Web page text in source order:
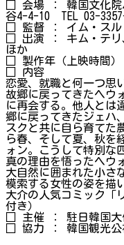
□ 会場 ： 韓国文化院
谷4-4-10 TEL 03-3357-
□ 監督 ： イム・スル
□ 出演 ： キム・テリ
ほか
□ 製作年（上映時間）
□ 内容
恋愛、就職と何一つ思
故郷に戻ってきたヘウ
に再会する。他人とは
郷に戻ってきたジェハ
スクと共に自ら育てた
ら春、そして夏、秋を
ォン。こうして特別な
真の理由を悟ったヘウ
大自然に囲まれた小さ
模索する女性の姿を描
大介の人気コミック「
付き）
□ 主催 ： 駐日韓国大
□ 協力 ： 韓国観光公